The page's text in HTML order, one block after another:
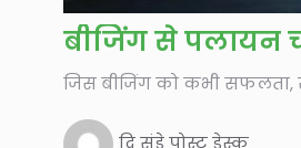
बीजिंग से पलायन
जिस बीजिंग को कभी सफलता,
दि संडे पोस्ट डेस्क